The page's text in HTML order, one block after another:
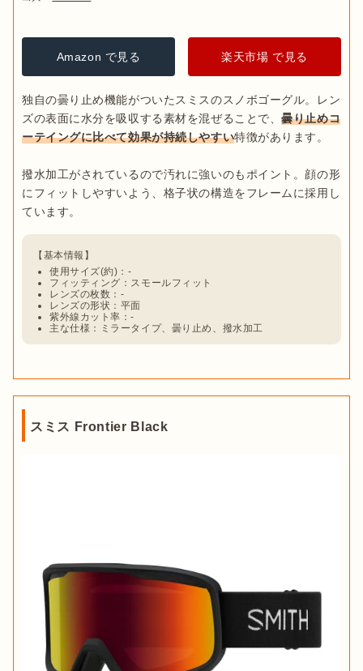
Amazon で見る 楽天市場 で見る
独自の曇り止め機能がついたスミスのスノボゴーグル。レン
ズの表面に水分を吸収する素材を混ぜることで、曇り止めコ
ーテイングに比べて効果が持続しやすい特徴があります。
撥水加工がされているので汚れに強いのもポイント。顔の形
にフィットしやすいよう、格子状の構造をフレームに採用し
使用サイズ(約)：-
フィッティング：スモールフィット
レンズの枚数：-
レンズの形状：平面
紫外線カット率：-
主な仕様：ミラータイプ、曇り止め、撥水加工
スミス Frontier Black